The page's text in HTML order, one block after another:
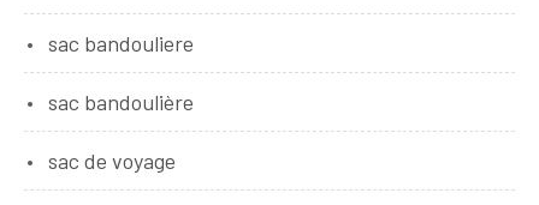
sac bandouliere
sac bandoulière
sac de voyage